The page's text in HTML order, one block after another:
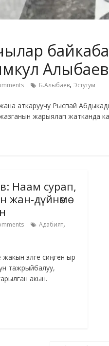
Алыбаев
Б.Алыбаев, Эстутум
аткаруучу Рыспай
жарыялап жатканда
Наам сурап,
жан-дүйнөмө
Адабият,
элге сиңген ыр
тажрыйбалуу,
акын.